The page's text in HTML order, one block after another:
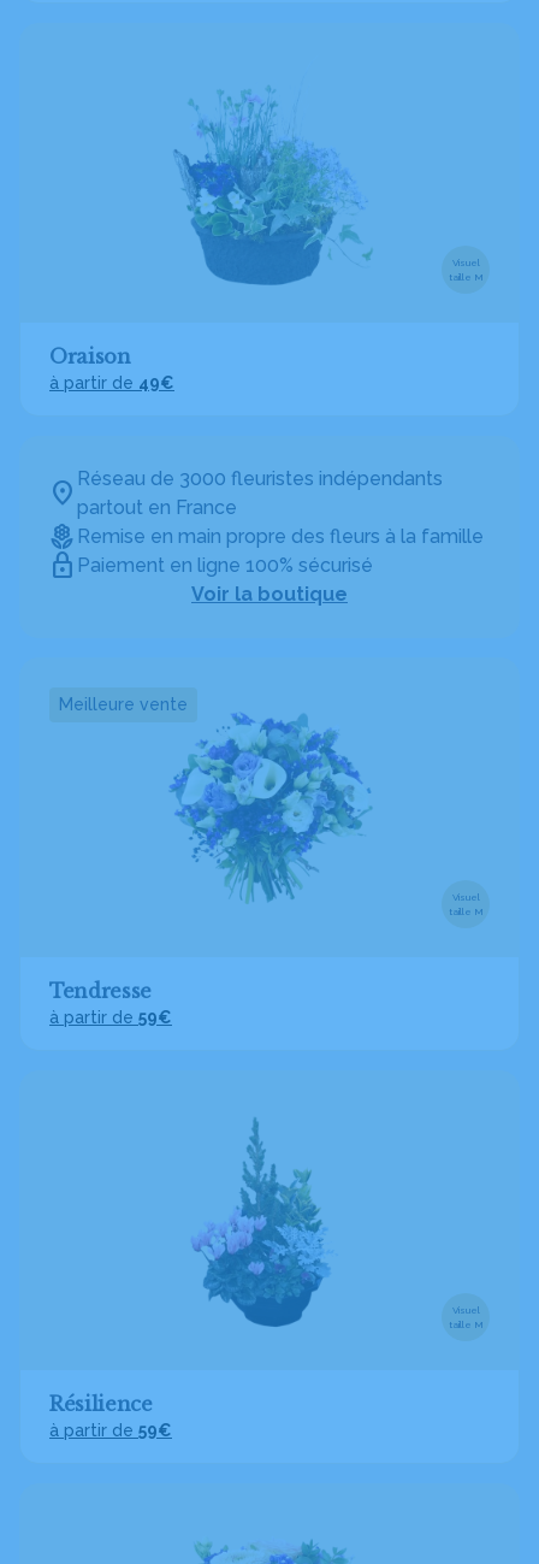
Réseau de 3000 fleuristes indépendants
partout en France
Remise en main propre des fleurs à la famille
Paiement en ligne 100% sécurisé
Voir la boutique
Visuel
taille M
Oraison
à partir de 49€
Meilleure vente
Visuel
taille M
Tendresse
à partir de 59€
Visuel
taille M
Résilience
à partir de 59€